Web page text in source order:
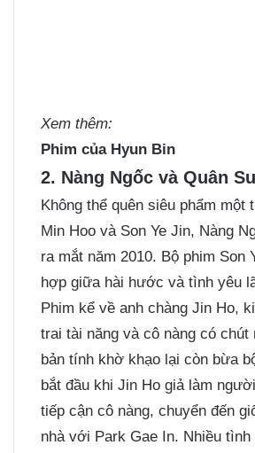
Xem thêm:
Phim của Hyun Bin
2. Nàng Ngốc và Quân
Không thể quên siêu phẩm một
Min Hoo và Son Ye Jin, Nàng
ra mắt năm 2010. Bộ phim Son
hợp giữa hài hước và tình yêu
Phim kể về anh chàng Jin Ho,
trai tài năng và cô nàng có chút
bản tính khờ khạo lại còn bừa
bắt đầu khi Jin Ho giả làm
tiếp cận cô nàng, chuyển đến
nhà với Park Gae In. Nhiều